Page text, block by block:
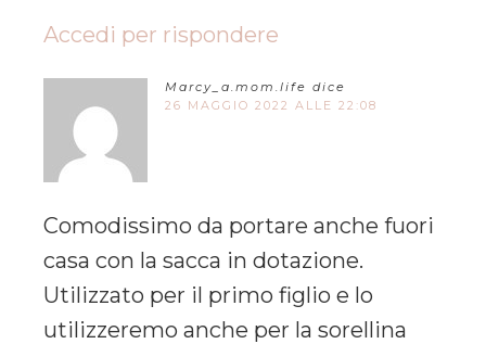
Accedi per rispondere
Marcy_a.mom.life dice
26 MAGGIO 2022 ALLE 22:08
Comodissimo da portare anche fuori
casa con la sacca in dotazione.
Utilizzato per il primo figlio e lo
utilizzeremo anche per la sorellina